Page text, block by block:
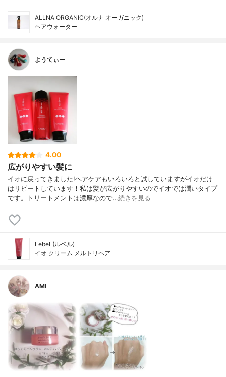
ALLNA ORGANIC(オルナ オーガニック)
ヘアウォーター
ようてぃー
4.00
広がりやすい髪に
イオに戻ってきました!ヘアケアもいろいろと試していますがイオだけ
はリピートしています！私は髪が広がりやすいのでイオでは潤いタイプ
です。トリートメントは濃厚なので…続きを見る
LebeL(ルベル)
イオ クリーム メルトリペア
AMI